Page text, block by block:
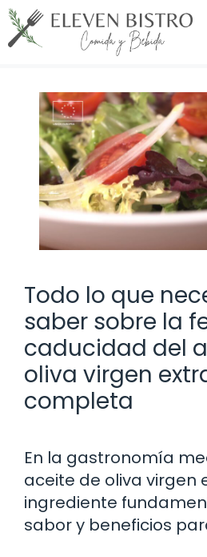
Saltar
al
contenido
Todo lo que
saber sobre la
caducidad del
oliva virgen
completa
En la gastronomía
aceite de oliva virgen
ingrediente
sabor y beneficios